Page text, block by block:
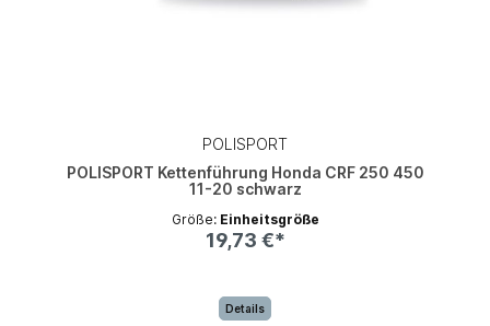
POLISPORT
POLISPORT Kettenführung Honda CRF 250 450
11-20 schwarz
Größe: Einheitsgröße
19,73 €*
Details